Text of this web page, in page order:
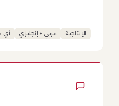
الإنتاجية عربي + إنجليزي أي